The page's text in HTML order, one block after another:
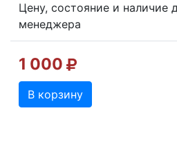
Цену, состояние и наличие
менеджера
1 000
В корзину